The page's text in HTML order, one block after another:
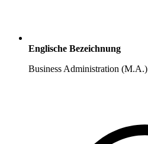
Englische Bezeichnung
Business Administration (M.A.)